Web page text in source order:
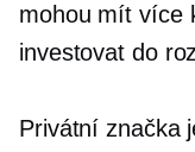
mohou mít více
investovat do
Privátní značka